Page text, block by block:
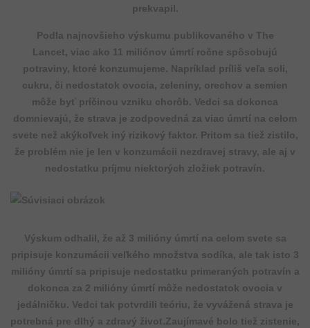
prekvapil.
Podla najnovšieho výskumu publikovaného v The
Lancet, viac ako 11 miliónov úmrtí ročne spôsobujú
potraviny, ktoré konzumujeme. Napríklad príliš veľa soli,
cukru, či nedostatok ovocia, zeleniny, orechov a semien
môže byť príčinou vzniku chorôb. Vedci sa dokonca
domnievajú, že strava je zodpovedná za viac úmrtí na celom
svete než akýkoľvek iný rizikový faktor. Pritom sa tiež zistilo,
že problém nie je len v konzumácii nezdravej stravy, ale aj v
nedostatku príjmu niektorých zložiek potravín.
Výskum odhalil, že až 3 milióny úmrtí na celom svete sa
pripisuje konzumácii veľkého množstva sodíka, ale tak isto 3
milióny úmrtí sa pripisuje nedostatku primeraných potravín a
dokonca za 2 milióny úmrtí môže nedostatok ovocia v
jedálničku. Vedci tak potvrdili teóriu, že vyvážená strava je
potrebná pre dlhý a zdravý život.Zaujímavé bolo tiež zistenie,